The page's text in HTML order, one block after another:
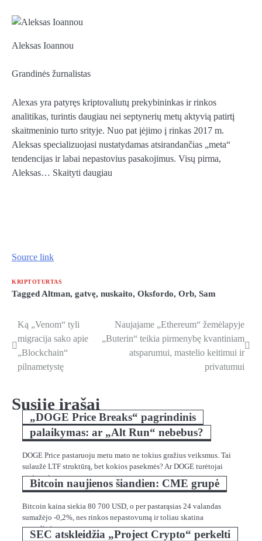
Aleksas Ioannou
Grandinės žurnalistas
Alexas yra patyręs kriptovaliutų prekybininkas ir rinkos
analitikas, turintis daugiau nei septynerių metų aktyvią patirtį
skaitmeninio turto srityje. Nuo pat įėjimo į rinkas 2017 m.
Aleksas specializuojasi nustatydamas atsirandančias „meta“
tendencijas ir labai nepastovius pasakojimus. Visų pirma,
Aleksas… Skaityti daugiau
Source link
KRIPTOTURTAS
Tagged Altman, gatvę, nuskaito, Oksfordo, Orb, Sam
Navigacija
tarp
įrašų
Ką „Venom“ tyli
migracija sako apie
„Blockchain“
pilnametystę
Naujajame „Ethereum“ žemėlapyje
„Buterin“ teikia pirmenybę kvantiniam
atsparumui, mastelio keitimui ir
privatumui
Susiję įrašai
„DOGE Price Breaks“ pagrindinis
palaikymas: ar „Alt Run“ nebebus?
DOGE Price pastaruoju metu mato ne tokius gražius veiksmus. Tai
sulaužė LTF struktūrą, bet kokios pasekmės? Ar DOGE turėtojai
nerimauja…
Bitcoin naujienos šiandien: CME grupė
Bitcoin kaina siekia 80 700 USD, o per pastarąsias 24 valandas
sumažėjo -0,2%, nes rinkos nepastovumą ir toliau skatina
pasaulinė…
SEC atskleidžia „Project Crypto“ perkelti